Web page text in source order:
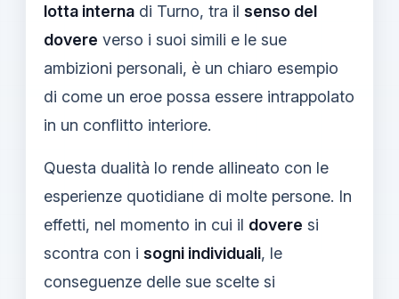
lotta interna di Turno, tra il senso del
dovere verso i suoi simili e le sue
ambizioni personali, è un chiaro esempio
di come un eroe possa essere intrappolato
in un conflitto interiore.
Questa dualità lo rende allineato con le
esperienze quotidiane di molte persone. In
effetti, nel momento in cui il dovere si
scontra con i sogni individuali, le
conseguenze delle sue scelte si